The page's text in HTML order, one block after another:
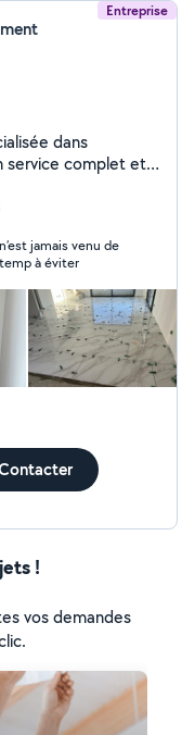
Entreprise
dans
service complet et
tous les corps de
électricité et
faire et notre
un résultat à la
Que ce soit pour
une mise à jour de
de A à Z avec
jamais venu de
à éviter
!
vos demandes